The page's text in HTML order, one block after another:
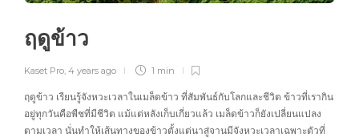
ฤดูข้าว
Kaset Pro 4 years ago 1 min
ฤดูข้าว เรียนรู้จังหวะเวลาในเมล็ดข้าว ที่สัมพันธ์กับโลกและชีวิต ข้าวที่เรากิน
อยู่ทุกวันคือพืชที่มีชีวิต แม้แต่หลังเก็บเกี่ยวแล้ว เมล็ดข้าวก็ยังเปลี่ยนแปลง
ตามเวลา นั่นทำให้เส้นทางของข้าวตั้งแต่นาสู่จานมีจังหวะเวลาเฉพาะตัวที่